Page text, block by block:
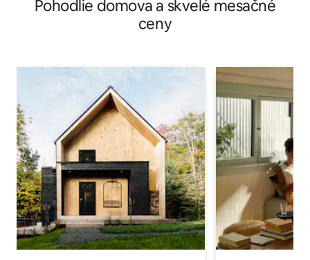
Raystown
Pohodlie domova a skvelé mesačné
ceny